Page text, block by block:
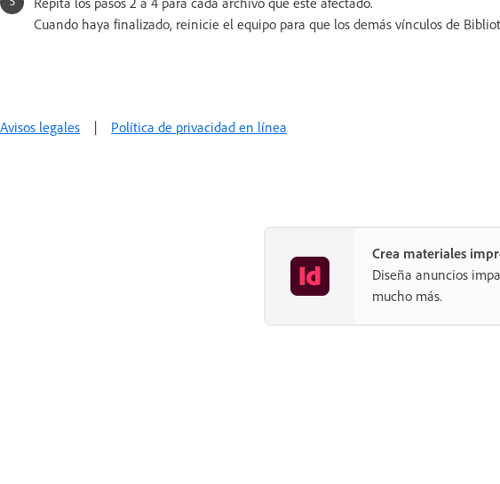
Cuando haya finalizado, reinicie el equipo para que los demás vínculos de
Avisos legales | Política de privacidad en línea
Crea materiales
Diseña anuncios
mucho más.